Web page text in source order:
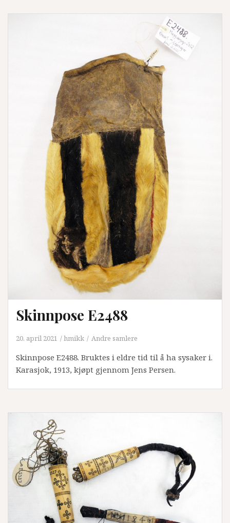
Skinnpose E2488
20. april 2021 hmikk Andre samlere
Skinnpose E2488. Bruktes i eldre tid til å ha sysaker i.
Karasjok, 1913, kjøpt gjennom Jens Persen.